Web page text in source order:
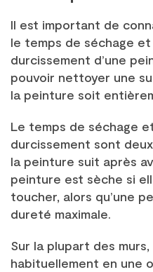
Il est important de
le temps de séchage
durcissement d’une
pouvoir nettoyer une
la peinture soit
Le temps de séchage
durcissement sont
la peinture suit après
peinture est sèche si
toucher, alors qu’une
dureté maximale.
Sur la plupart des
habituellement en une